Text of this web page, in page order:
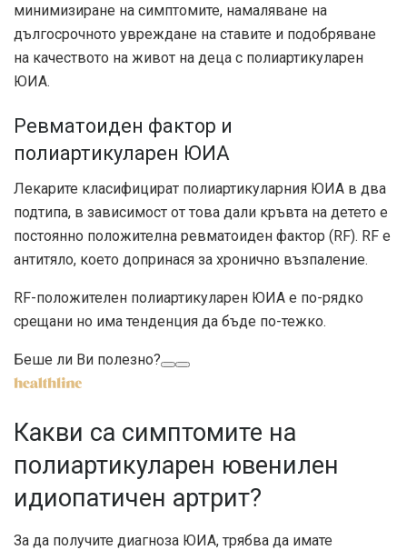
минимизиране на симптомите, намаляване на
дългосрочното увреждане на ставите и подобряване
на качеството на живот на деца с полиартикуларен
ЮИА.
Ревматоиден фактор и
полиартикуларен ЮИА
Лекарите класифицират полиартикуларния ЮИА в два
подтипа, в зависимост от това дали кръвта на детето е
постоянно положителна ревматоиден фактор (RF). RF е
антитяло, което допринася за хронично възпаление.
RF-положителен полиартикуларен ЮИА е по-рядко
срещани но има тенденция да бъде по-тежко.
Беше ли Ви полезно?
Какви са симптомите на
полиартикуларен ювенилен
идиопатичен артрит?
За да получите диагноза ЮИА, трябва да имате